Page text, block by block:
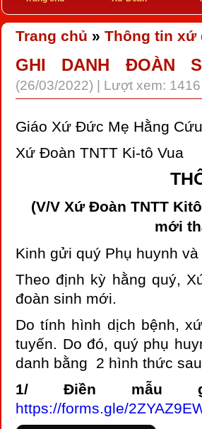
Trang chủ » Thông tin xứ
GHI DANH ĐOÀN
(26/03/2022) | Lượt xem:
Giáo Xứ Đức Mẹ Hằng
Xứ Đoàn TNTT Ki-tô Vua
(V/V Xứ Đoàn TNTT
mới
Kinh gửi quý Phụ huynh
Theo định kỳ hằng quý,
đoàn sinh mới.
Do tính hình dịch bệnh,
tuyến. Do đó, quý phụ
danh bằng 2 hình thức
1/ Điền mẫu
https://forms.gle/